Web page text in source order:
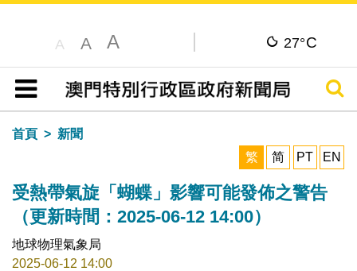
A A A 27°C
目錄
搜尋
首頁
新聞
繁
简 PT EN
受熱帶氣旋「蝴蝶」影響可能發佈之警告
（更新時間：2025-06-12 14:00）
地球物理氣象局
2025-06-12 14:00